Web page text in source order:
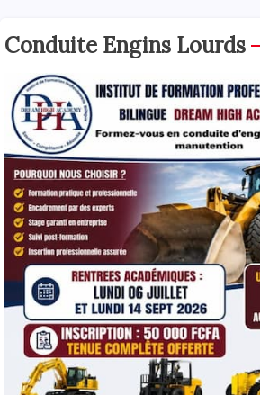
Conduite Engins Lourds